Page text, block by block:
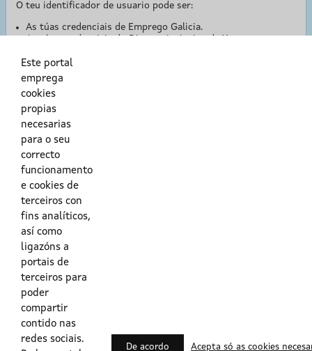
O teu identificador de usuario pode ser:
As túas credenciais de Emprego Galicia.
O teu DNI ou o teu NIE.
Este portal
emprega
cookies
propias
necesarias
para o seu
correcto
funcionamento
e cookies de
terceiros con
fins analíticos,
así como
ligazóns a
portais de
terceiros para
poder
compartir
contido nas
redes sociais.
De acordo Acepta só as cookies